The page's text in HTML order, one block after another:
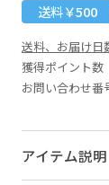
送料￥500
送料、お届け日
獲得ポイント数
お問い合わせ
アイテム説明